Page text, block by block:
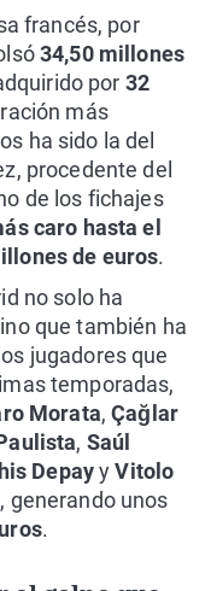
francés, por
34,50 millones
por 32
más
ha sido la del
procedente del
de los fichajes
caro hasta el
de euros.
no solo ha
que también ha
jugadores que
temporadas,
Morata,Çağlar
, Saúl
DepayyVitolo
generando unos
.